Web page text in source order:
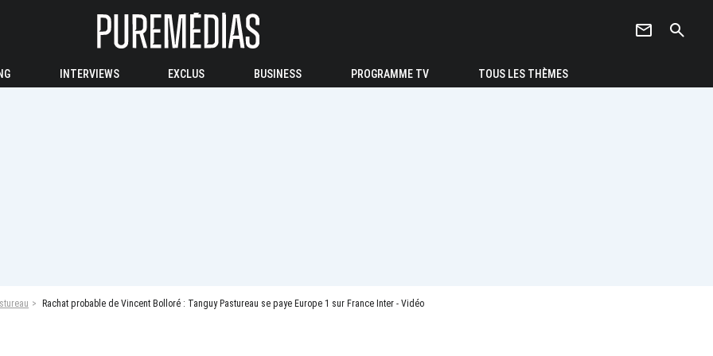
newsletter search
INTERVIEWS EXCLUS BUSINESS PROGRAMME TV TOUS LES THÈMES
Rachat probable de Vincent Bolloré : Tanguy Pastureau se paye Europe 1 sur France Inter - Vidéo